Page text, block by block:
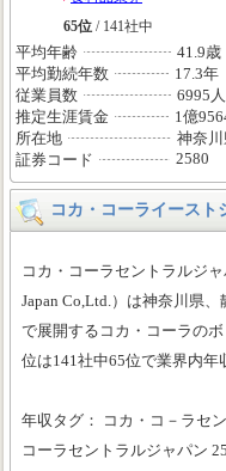
65位 / 141社中
平均年齢
41.9歳
平均勤続年数
17.3年
従業員数
6995人
推定生涯賃金
1億
所在地
神奈
証券コード
2580
コカ・コーライース
コカ・コーラセントラルジ
Japan Co,Ltd.）は神奈川県
で展開するコカ・コーラの
位は141社中65位で業界内年
年収タグ： コカ・コ－ラセ
コーラセントラルジャパン